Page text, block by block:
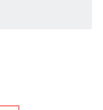
講座》